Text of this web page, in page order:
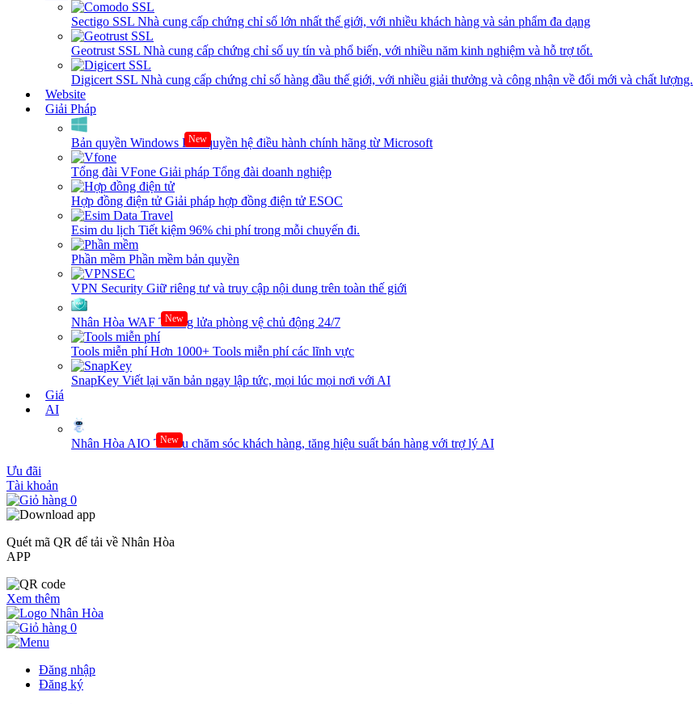
Sectigo SSL Nhà cung cấp chứng chỉ số lớn nhất thế giới, với nhiều khách hàng và sản phẩm đa dạng
Geotrust SSL Nhà cung cấp chứng chỉ số uy tín và phổ biến, với nhiều năm kinh nghiệm và hỗ trợ tốt.
Digicert SSL Nhà cung cấp chứng chỉ số hàng đầu thế giới, với nhiều giải thưởng và công nhận về đổi mới và chất lượng.
Website
Giải Pháp
Bản quyền Windows New
Bản quyền hệ điều hành chính hãng từ Microsoft
Tổng đài VFone Giải pháp Tổng đài doanh nghiệp
Hợp đồng điện tử Giải pháp hợp đồng điện tử ESOC
Esim du lịch Tiết kiệm 96% chi phí trong mỗi chuyến đi.
Phần mềm Phần mềm bản quyền
VPN Security Giữ riêng tư và truy cập nội dung trên toàn thế giới
Nhân Hòa WAF New
Tường lửa phòng vệ chủ động 24/7
Tools miễn phíHơn 1000+ Tools miễn phí các lĩnh vực
SnapKey Viết lại văn bản ngay lập tức, mọi lúc mọi nơi với AI
Giá
AI
Nhân Hòa AIO New
Tối ưu chăm sóc khách hàng, tăng hiệu suất bán hàng với trợ lý AI
Ưu đãi
Tài khoản
0
Quét mã QR để tải về Nhân Hòa
APP
Xem thêm
0
Đăng nhập
Đăng ký